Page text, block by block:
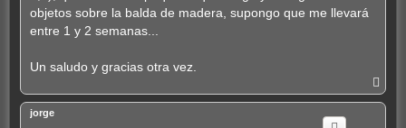
objetos sobre la balda de madera, supongo que me llevará
entre 1 y 2 semanas...
Un saludo y gracias otra vez.
r
r
jorge